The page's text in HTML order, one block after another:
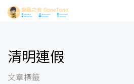
清明連假
文章標籤